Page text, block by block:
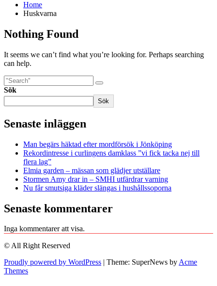
Home
Huskvarna
Nothing Found
It seems we can’t find what you’re looking for. Perhaps searching
can help.
Sök
Sök
Senaste inläggen
Man begärs häktad efter mordförsök i Jönköping
Rekordintresse i curlingens damklass ”vi fick tacka nej till
flera lag”
Elmia garden – mässan som glädjer utställare
Stormen Amy drar in – SMHI utfärdrar varning
Nu får smutsiga kläder slängas i hushållssoporna
Senaste kommentarer
Inga kommentarer att visa.
© All Right Reserved
Proudly powered by WordPress | Theme: SuperNews byAcme
Themes